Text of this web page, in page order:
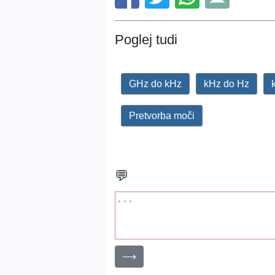
Poglej tudi
GHz do kHz kHz do Hz
Pretvorba moči
💬
⟶